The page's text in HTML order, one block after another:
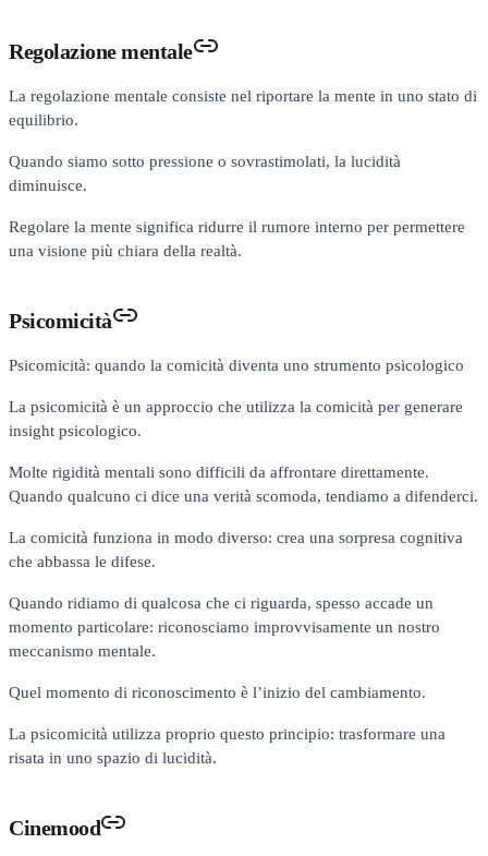
Regolazione mentale
La regolazione mentale consiste nel riportare la mente in uno stato di
equilibrio.
Quando siamo sotto pressione o sovrastimolati, la lucidità
diminuisce.
Regolare la mente significa ridurre il rumore interno per permettere
una visione più chiara della realtà.
Psicomicità
Psicomicità: quando la comicità diventa uno strumento psicologico
La psicomicità è un approccio che utilizza la comicità per generare
insight psicologico.
Molte rigidità mentali sono difficili da affrontare direttamente.
Quando qualcuno ci dice una verità scomoda, tendiamo a difenderci.
La comicità funziona in modo diverso: crea una sorpresa cognitiva
che abbassa le difese.
Quando ridiamo di qualcosa che ci riguarda, spesso accade un
momento particolare: riconosciamo improvvisamente un nostro
meccanismo mentale.
Quel momento di riconoscimento è l’inizio del cambiamento.
La psicomicità utilizza proprio questo principio: trasformare una
risata in uno spazio di lucidità.
Cinemood